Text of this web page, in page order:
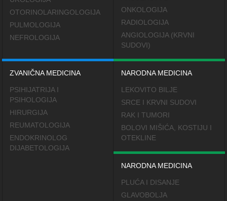
OTORINOLARINGOLOGIJA
PULMOLOGIJA
NEFROLOGIJA
ONKOLOGIJA
RADIOLOGIJA
ANGIOLOGIJA (KRVNI
SUDOVI)
ZVANIČNA MEDICINA
PSIHIJATRIJA I
PSIHOLOGIJA
HIRURGIJA
REUMATOLOGIJA
ENDOKRINOLOG
DIJABETOLOGIJA
NARODNA MEDICINA
LEKOVITO BILJE
SRCE I KRVNI SUDOVI
RAK I TUMORI
BOLOVI MIŠIĆA, KOSTIJU I
OTEKLINE
NARODNA MEDICINA
PLUĆA I DISANJE
GLAVOBOLJA